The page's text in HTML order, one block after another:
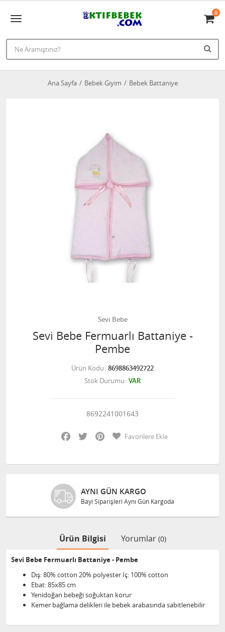
0
Ana Sayfa Bebek Giyim Bebek Battaniye
Sevi Bebe
Sevi Bebe Fermuarlı Battaniye -
Pembe
Ürün Kodu 8698863492722
Stok Durumu VAR
8692241001643
Facebook
Twitter PinterestFavorilere Ekle
AYNI GÜN KARGO
Bayi Siparişleri Aynı Gün Kargoda
Ürün Bilgisi Yorumlar (0)
Sevi Bebe Fermuarlı Battaniye - Pembe
Dış: 80% cotton 20% polyester Iç: 100% cotton
Ebat: 85x85 cm
Yenidoğan bebeği soğuktan korur
Kemer bağlama delikleri ile bebek arabasında sabitlenebilir